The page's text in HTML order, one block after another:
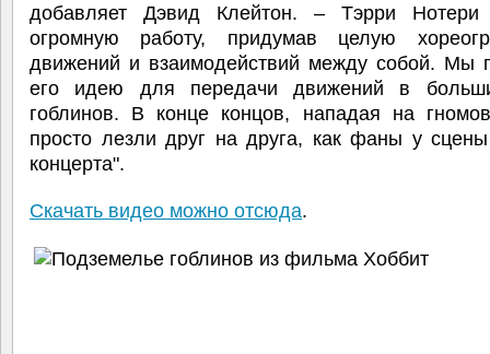
добавляет Дэвид Клейтон. – Тэрри Нотери
огромную работу, придумав целую
движений и взаимодействий между собой. Мы
его идею для передачи движений в
гоблинов. В конце концов, нападая на
просто лезли друг на друга, как фаны у
концерта".
Скачать видео можно отсюда.